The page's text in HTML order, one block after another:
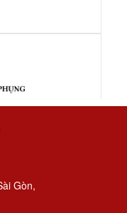
Gòn,